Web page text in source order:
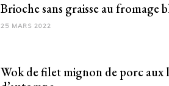
Brioche sans graisse au fromage
25 MARS 2022
Wok de filet mignon de porc aux